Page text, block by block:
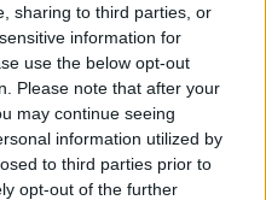
sharing to third parties, or
information for
use the below opt-out
Please note that after your
may continue seeing
information utilized by
to third parties prior to
opt-out of the further